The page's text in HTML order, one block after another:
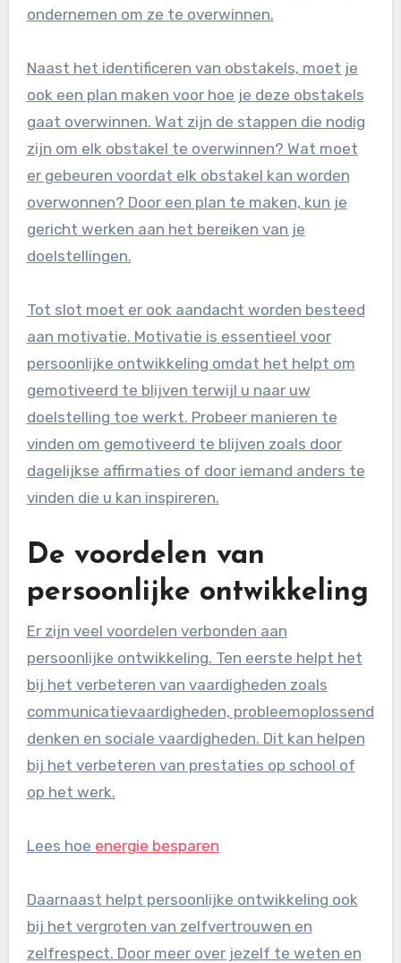
ondernemen om ze te overwinnen.
Naast het identificeren van obstakels, moet je
ook een plan maken voor hoe je deze obstakels
gaat overwinnen. Wat zijn de stappen die nodig
zijn om elk obstakel te overwinnen? Wat moet
er gebeuren voordat elk obstakel kan worden
overwonnen? Door een plan te maken, kun je
gericht werken aan het bereiken van je
doelstellingen.
Tot slot moet er ook aandacht worden besteed
aan motivatie. Motivatie is essentieel voor
persoonlijke ontwikkeling omdat het helpt om
gemotiveerd te blijven terwijl u naar uw
doelstelling toe werkt. Probeer manieren te
vinden om gemotiveerd te blijven zoals door
dagelijkse affirmaties of door iemand anders te
vinden die u kan inspireren.
De voordelen van
persoonlijke ontwikkeling
Er zijn veel voordelen verbonden aan
persoonlijke ontwikkeling. Ten eerste helpt het
bij het verbeteren van vaardigheden zoals
communicatievaardigheden, probleemoplossend
denken en sociale vaardigheden. Dit kan helpen
bij het verbeteren van prestaties op school of
op het werk.
Lees hoe energie besparen
Daarnaast helpt persoonlijke ontwikkeling ook
bij het vergroten van zelfvertrouwen en
zelfrespect. Door meer over jezelf te weten en